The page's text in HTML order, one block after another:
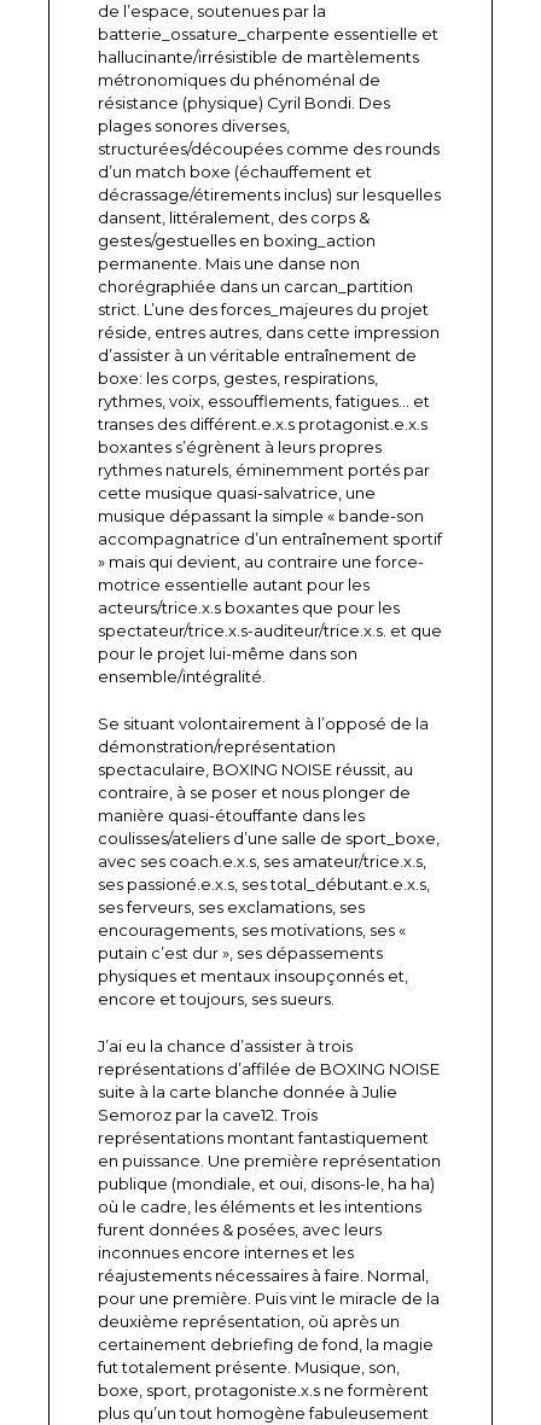
de l’espace, soutenues par la
batterie_ossature_charpente essentielle et
hallucinante/irrésistible de martèlements
métronomiques du phénoménal de
résistance (physique) Cyril Bondi. Des
plages sonores diverses,
structurées/découpées comme des rounds
d’un match boxe (échauffement et
décrassage/étirements inclus) sur lesquelles
dansent, littéralement, des corps &
gestes/gestuelles en boxing_action
permanente. Mais une danse non
chorégraphiée dans un carcan_partition
strict. L’une des forces_majeures du projet
réside, entres autres, dans cette impression
d’assister à un véritable entraînement de
boxe: les corps, gestes, respirations,
rythmes, voix, essoufflements, fatigues… et
transes des différent.e.x.s protagonist.e.x.s
boxantes s’égrènent à leurs propres
rythmes naturels, éminemment portés par
cette musique quasi-salvatrice, une
musique dépassant la simple « bande-son
accompagnatrice d’un entraînement sportif
» mais qui devient, au contraire une force-
motrice essentielle autant pour les
acteurs/trice.x.s boxantes que pour les
spectateur/trice.x.s-auditeur/trice.x.s. et que
pour le projet lui-même dans son
ensemble/intégralité.
Se situant volontairement à l’opposé de la
démonstration/représentation
spectaculaire, BOXING NOISE réussit, au
contraire, à se poser et nous plonger de
manière quasi-étouffante dans les
coulisses/ateliers d’une salle de sport_boxe,
avec ses coach.e.x.s, ses amateur/trice.x.s,
ses passioné.e.x.s, ses total_débutant.e.x.s,
ses ferveurs, ses exclamations, ses
encouragements, ses motivations, ses «
putain c’est dur », ses dépassements
physiques et mentaux insoupçonnés et,
encore et toujours, ses sueurs.
J’ai eu la chance d’assister à trois
représentations d’affilée de BOXING NOISE
suite à la carte blanche donnée à Julie
Semoroz par la cave12. Trois
représentations montant fantastiquement
en puissance. Une première représentation
publique (mondiale, et oui, disons-le, ha ha)
où le cadre, les éléments et les intentions
furent données & posées, avec leurs
inconnues encore internes et les
réajustements nécessaires à faire. Normal,
pour une première. Puis vint le miracle de la
deuxième représentation, où après un
certainement debriefing de fond, la magie
fut totalement présente. Musique, son,
boxe, sport, protagoniste.x.s ne formèrent
plus qu’un tout homogène fabuleusement